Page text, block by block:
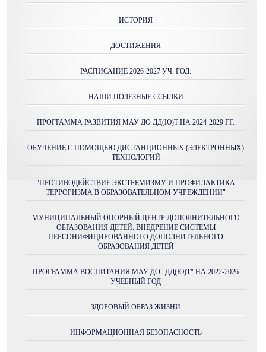
ИСТОРИЯ
ДОСТИЖЕНИЯ
РАСПИСАНИЕ 2026-2027 УЧ. ГОД.
НАШИ ПОЛЕЗНЫЕ ССЫЛКИ
ПРОГРАММА РАЗВИТИЯ МАУ ДО ДД(Ю)Т НА 2024-2029 ГГ.
ОБУЧЕНИЕ С ПОМОЩЬЮ ДИСТАНЦИОННЫХ (ЭЛЕКТРОННЫХ)
ТЕХНОЛОГИЙ
"ПРОТИВОДЕЙСТВИЕ ЭКСТРЕМИЗМУ И ПРОФИЛАКТИКА
ТЕРРОРИЗМА В ОБРАЗОВАТЕЛЬНОМ УЧРЕЖДЕНИИ"
МУНИЦИПАЛЬНЫЙ ОПОРНЫЙ ЦЕНТР ДОПОЛНИТЕЛЬНОГО
ОБРАЗОВАНИЯ ДЕТЕЙ. ВНЕДРЕНИЕ СИСТЕМЫ
ПЕРСОНИФИЦИРОВАННОГО ДОПОЛНИТЕЛЬНОГО
ОБРАЗОВАНИЯ ДЕТЕЙ
ПРОГРАММА ВОСПИТАНИЯ МАУ ДО "ДД(Ю)Т" НА 2022-2026
УЧЕБНЫЙ ГОД
ЗДОРОВЫЙ ОБРАЗ ЖИЗНИ
ИНФОРМАЦИОННАЯ БЕЗОПАСНОСТЬ